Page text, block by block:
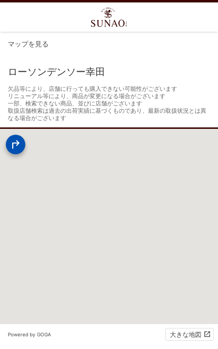
マップを見る
ローソンデンソー幸田
欠品等により、店舗に行っても購入できない可能性がございます
リニューアル等により、商品が変更になる場合がございます
一部、検索できない商品、並びに店舗がございます
取扱店舗検索は過去の出荷実績に基づくものであり、最新の取扱状況とは異
なる場合がございます
Powered by GOGA 大きな地図